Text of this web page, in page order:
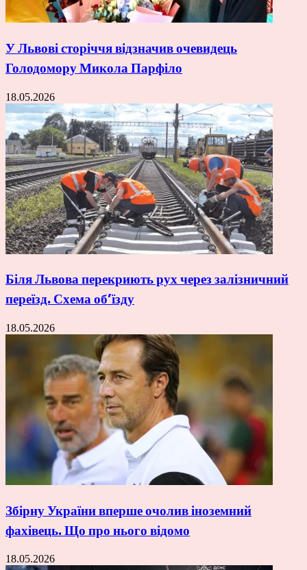
У Львові сторіччя відзначив очевидець
Голодомору Микола Парфіло
18.05.2026
Біля Львова перекриють рух через залізничний
переїзд. Схема об’їзду
18.05.2026
Збірну України вперше очолив іноземний
фахівець. Що про нього відомо
18.05.2026